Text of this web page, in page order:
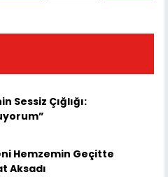
Sessiz Çığlığı:
Hemzemin Geçitte
Aksadı